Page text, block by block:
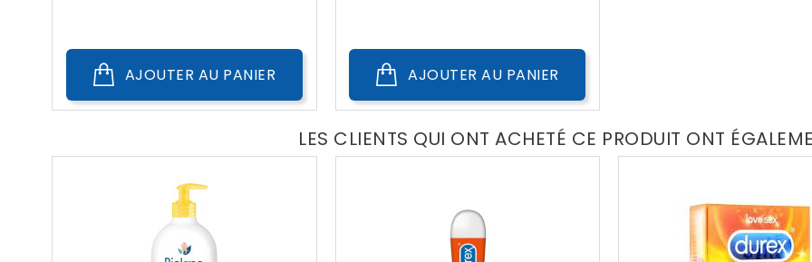
AJOUTER AU PANIER AJOUTER AU PANIER
LES CLIENTS QUI ONT ACHETÉ CE PRODUIT ONT